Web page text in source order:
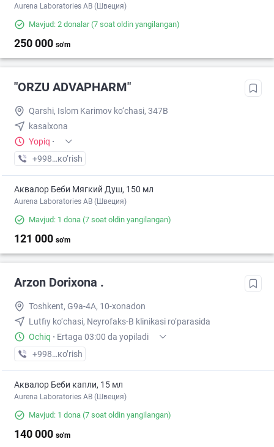
Aurena Laboratories AB (Швеция)
Mavjud: 2 donalar(7 soat oldin yangilangan)
250 000 so'm
"ORZU ADVAPHARM"
Qarshi, Islom Karimov ko‘chasi, 347B
kasalxona
Yopiq ·
+998 (99) XXX-XX-XX
кo’rish
Аквалор Беби Мягкий Душ, 150 мл
Aurena Laboratories AB (Швеция)
Mavjud: 1 dona (7 soat oldin yangilangan)
121 000 so'm
Arzon Dorixona .
Toshkent, G9a-4A, 10-xonadon
Lutfiy ko‘chasi, Neyrofaks-B klinikasi ro‘parasida
Ochiq · Ertaga 03:00 da yopiladi
+998 (77) XXX-XX-XX
кo’rish
Аквалор Беби капли, 15 мл
Aurena Laboratories AB (Швеция)
Mavjud: 1 dona (7 soat oldin yangilangan)
140 000 so'm